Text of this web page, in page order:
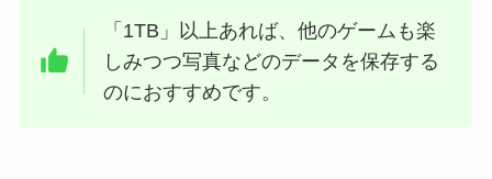
「1TB」以上あれば、他のゲームも楽
しみつつ写真などのデータを保存する
のにおすすめです。